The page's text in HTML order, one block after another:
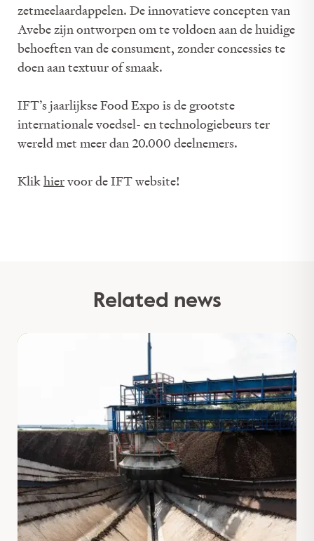
zetmeelaardappelen. De innovatieve concepten van
Avebe zijn ontworpen om te voldoen aan de huidige
behoeften van de consument, zonder concessies te
doen aan textuur of smaak.
IFT’s jaarlijkse Food Expo is de grootste
internationale voedsel- en technologiebeurs ter
wereld met meer dan 20.000 deelnemers.
Klikhiervoor de IFT website!
Related news